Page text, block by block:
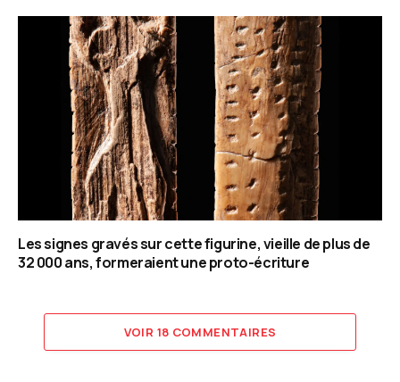
Les signes gravés sur cette figurine, vieille de plus de
32 000 ans, formeraient une proto-écriture
VOIR 18 COMMENTAIRES